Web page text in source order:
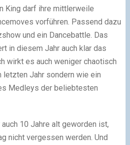
King darf ihre mittlerweile
vorführen. Passend dazu
und ein Dancebattle. Das
in diesem Jahr auch klar das
wirkt es auch weniger chaotisch
letzten Jahr sondern wie ein
Medleys der beliebtesten
10 Jahre alt geworden ist,
nicht vergessen werden. Und